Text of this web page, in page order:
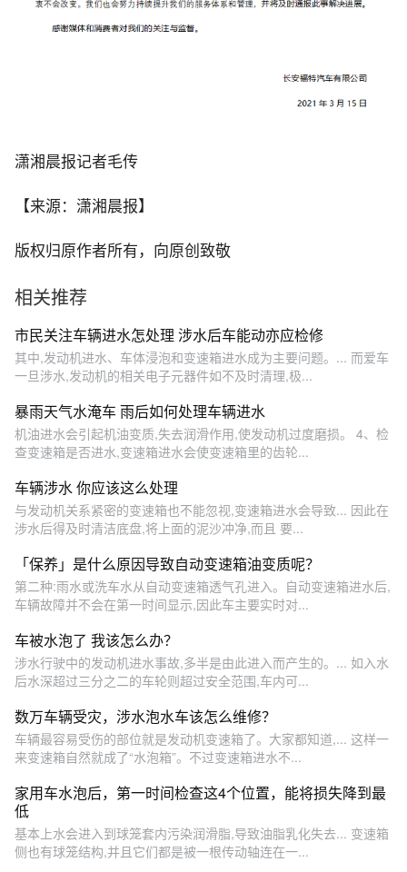
潇湘晨报记者毛传
【来源：潇湘晨报】
版权归原作者所有，向原创致敬
相关推荐
市民关注车辆进水怎处理 涉水后车能动亦应检修
其中,发动机进水、车体浸泡和变速箱进水成为主要问题。... 而爱车
一旦涉水,发动机的相关电子元器件如不及时清理,极...
暴雨天气水淹车 雨后如何处理车辆进水
机油进水会引起机油变质,失去润滑作用,使发动机过度磨损。 4、检
查变速箱是否进水,变速箱进水会使变速箱里的齿轮...
车辆涉水 你应该这么处理
与发动机关系紧密的变速箱也不能忽视,变速箱进水会导致... 因此在
涉水后得及时清洁底盘,将上面的泥沙冲净,而且 要...
「保养」是什么原因导致自动变速箱油变质呢？
第二种:雨水或洗车水从自动变速箱透气孔进入。自动变速箱进水后,
车辆故障并不会在第一时间显示,因此车主要实时对...
车被水泡了 我该怎么办？
涉水行驶中的发动机进水事故,多半是由此进入而产生的。... 如入水
后水深超过三分之二的车轮则超过安全范围,车内可...
数万车辆受灾，涉水泡水车该怎么维修？
车辆最容易受伤的部位就是发动机变速箱了。大家都知道,... 这样一
来变速箱自然就成了“水泡箱”。不过变速箱进水不...
家用车水泡后，第一时间检查这4个位置，能将损失降到最
低
基本上水会进入到球笼套内污染润滑脂,导致油脂乳化失去... 变速箱
侧也有球笼结构,并且它们都是被一根传动轴连在一...